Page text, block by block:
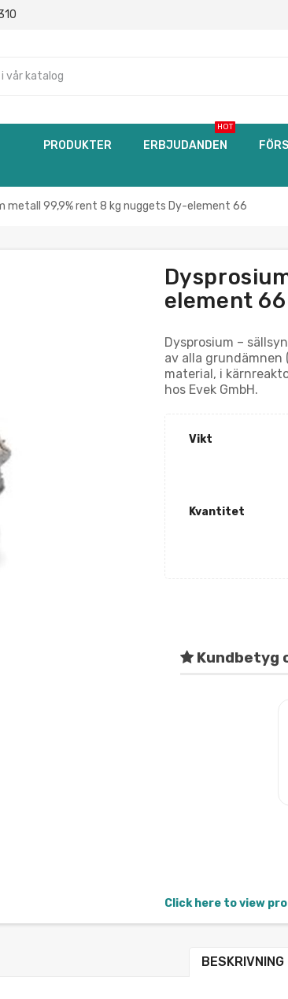
PRODUKTER ERBJUDANDEN
HOT
metall 99,9% rent 8 kg nuggets Dy-element 66
element 66
Dysprosium –
av alla
material, i
hos Evek GmbH.
Vikt
Kvantitet
Kundbetyg
Click here to view
BESKRIVNING